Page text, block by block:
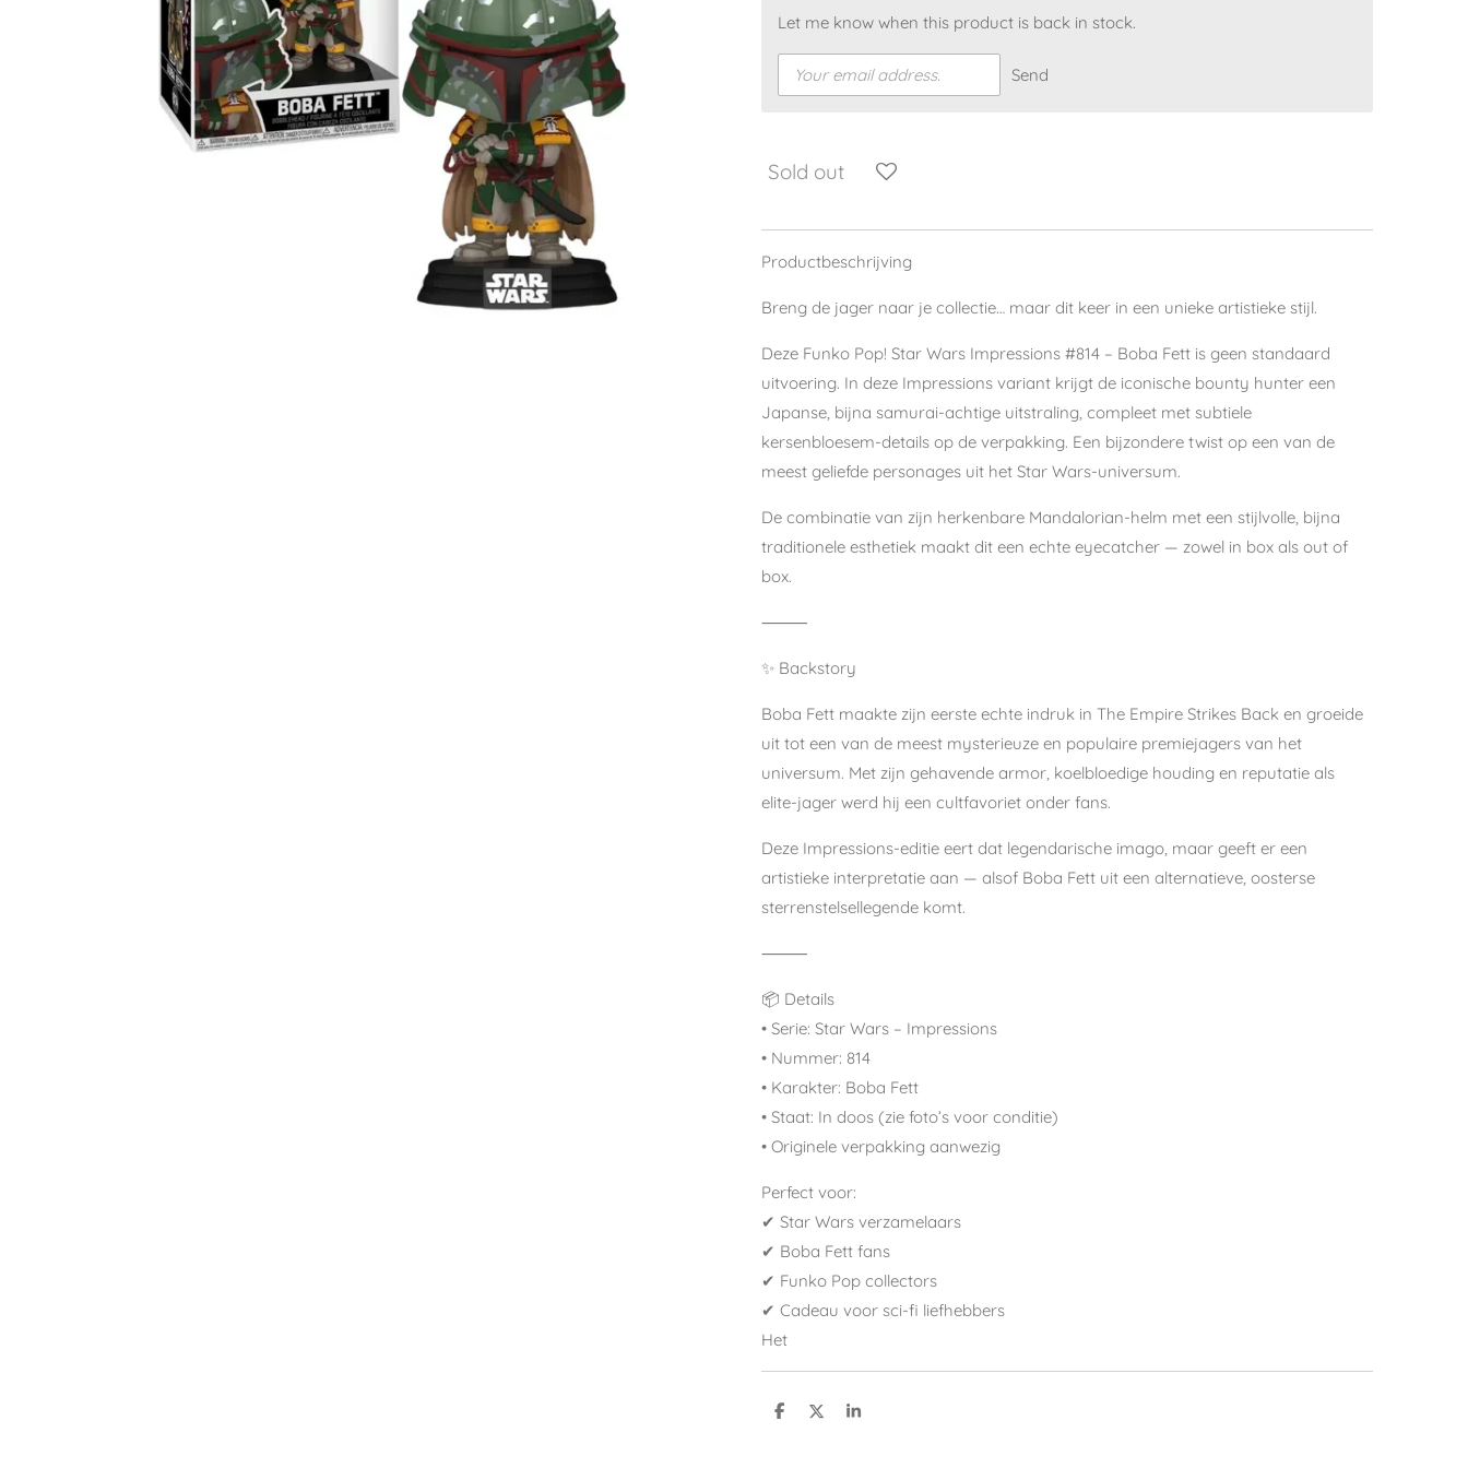
Let me know when this product is back in stock.
Send
Sold out
Productbeschrijving
Breng de jager naar je collectie… maar dit keer in een unieke artistieke stijl.
Deze Funko Pop! Star Wars Impressions #814 – Boba Fett is geen standaard
uitvoering. In deze Impressions variant krijgt de iconische bounty hunter een
Japanse, bijna samurai-achtige uitstraling, compleet met subtiele
kersenbloesem-details op de verpakking. Een bijzondere twist op een van de
meest geliefde personages uit het Star Wars-universum.
De combinatie van zijn herkenbare Mandalorian-helm met een stijlvolle, bijna
traditionele esthetiek maakt dit een echte eyecatcher — zowel in box als out of
box.
⸻
✨ Backstory
Boba Fett maakte zijn eerste echte indruk in The Empire Strikes Back en groeide
uit tot een van de meest mysterieuze en populaire premiejagers van het
universum. Met zijn gehavende armor, koelbloedige houding en reputatie als
elite-jager werd hij een cultfavoriet onder fans.
Deze Impressions-editie eert dat legendarische imago, maar geeft er een
artistieke interpretatie aan — alsof Boba Fett uit een alternatieve, oosterse
sterrenstelsellegende komt.
⸻
📦 Details
• Serie: Star Wars – Impressions
• Nummer: 814
• Karakter: Boba Fett
• Staat: In doos (zie foto’s voor conditie)
• Originele verpakking aanwezig
Perfect voor:
✔ Star Wars verzamelaars
✔ Boba Fett fans
✔ Funko Pop collectors
✔ Cadeau voor sci-fi liefhebbers
Het
S
S
S